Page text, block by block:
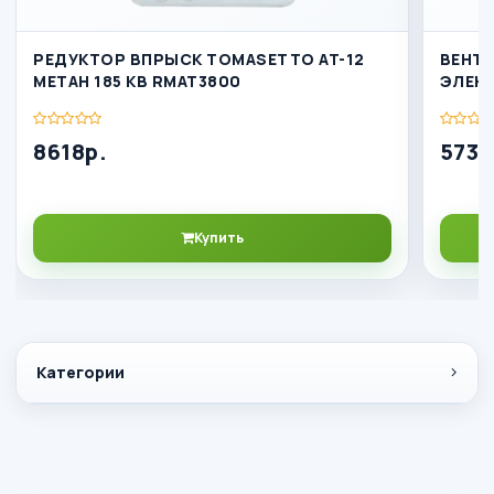
Категории
РЕДУКТОР ВПРЫСК TOMASETTO AT-12
МЕТАН 185 КВ RMAT3800
8618р.
Купить